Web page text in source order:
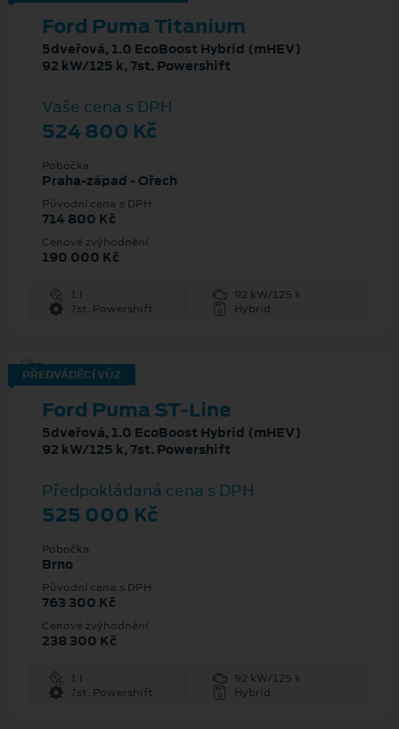
Ford Puma Titanium
5dveřová, 1.0 EcoBoost Hybrid (mHEV)
92 kW/125 k, 7st. Powershift
Vaše cena s DPH
524 800 Kč
Pobočka
Praha-západ - Ořech
Původní cena s DPH
714 800 Kč
Cenové zvýhodnění
190 000 Kč
1 l
92 kW/125 k
7st. Powershift
Hybrid
PŘEDVÁDĚCÍ VŮZ
Ford Puma ST-Line
5dveřová, 1.0 EcoBoost Hybrid (mHEV)
92 kW/125 k, 7st. Powershift
Předpokládaná cena s DPH
525 000 Kč
Pobočka
Brno
Původní cena s DPH
763 300 Kč
Cenové zvýhodnění
238 300 Kč
1 l
92 kW/125 k
7st. Powershift
Hybrid